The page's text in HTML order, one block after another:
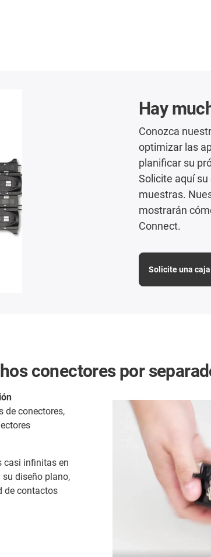
Hay
Conozca
optimizar las
planificar su
Solicite aquí
muestras.
mostrarán
Connect.
Solicite una
conectores por
de conectores,
casi infinitas en
diseño plano,
de contactos